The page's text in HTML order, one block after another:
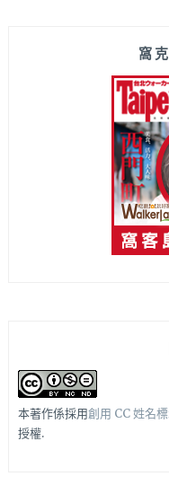
窩
本著作係採用創用 CC 姓名
授權.